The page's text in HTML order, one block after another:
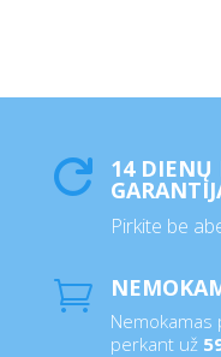
 14 DIENŲ
Pirkite be

Nemokamas
perkant už